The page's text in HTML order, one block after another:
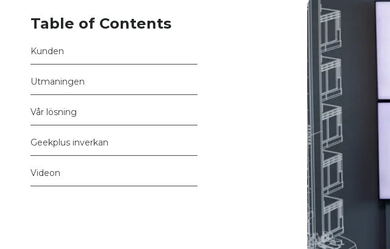
Table of Contents
Kunden
Utmaningen
Vår lösning
Geekplus inverkan
Videon